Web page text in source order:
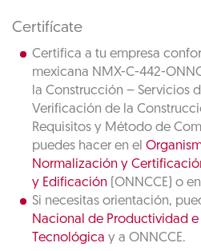
Certifícate
Certifica a tu empresa
mexicana NMX-C-442-
la Construcción – Servicios
Verificación de la
Requisitos y Método de
puedes hacer en el
Normalización y
y Edificación (ONNCCE) o
Si necesitas orientación,
Nacional de Productividad
Tecnológica y a ONNCCE.